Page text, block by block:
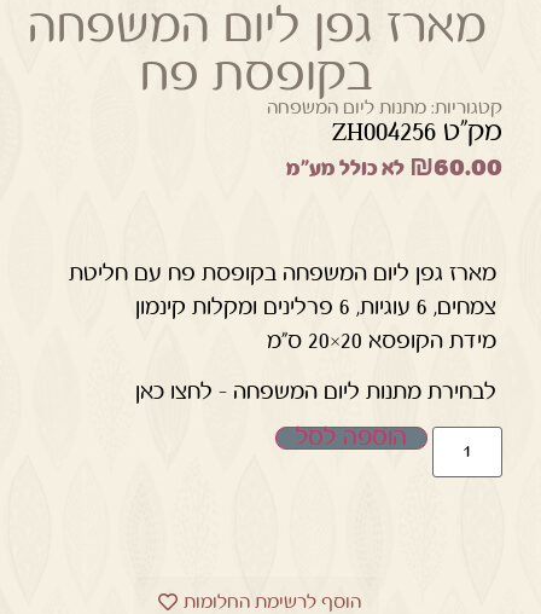
מארז גפן ליום המשפחה
בקופסת פח
קטגוריות: מתנות ליום המשפחה
מק"ט ZH004256
₪60.00 לא כולל מע"מ
מארז גפן ליום המשפחה בקופסת פח עם חליטת
צמחים, 6 עוגיות, 6 פרלינים ומקלות קינמון
מידת הקופסא 20×20 ס"מ
לבחירת מתנות ליום המשפחה – לחצו כאן
הוספה לסל
הוסף לרשימת החלומות